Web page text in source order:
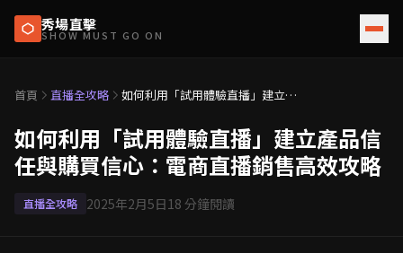
秀場直擊
SHOW MUST GO ON
首頁 直播全攻略
如何利用「試用體驗直播」建立產
高效攻略
如何利用「試用體驗直播」建立產品信
任與購買信心：電商直播銷售高效攻略
直播全攻略 2025年2月5日18 分鐘閱讀